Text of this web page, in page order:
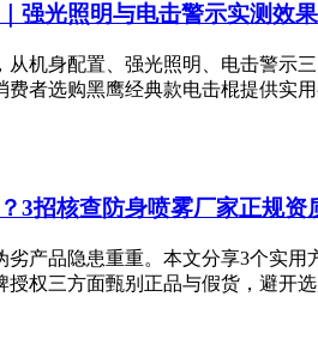
强光照明与电击警示实测效果
机身配置、强光照明、电击警示
者选购黑鹰经典款电击棍提供实用
3招核查防身喷雾厂家正规资
劣产品隐患重重。本文分享3个实
权三方面甄别正品与假货，避开选